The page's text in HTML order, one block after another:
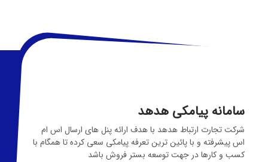
سامانه پیامکی هدهد
شرکت تجارت ارتباط هدهد با هدف ارائه پنل های ارسال اس ام
اس پیشرفته و با پائین ترین تعرفه پیامکی سعی کرده تا همگام با
کسب و کارها در جهت توسعه بستر فروش باشد